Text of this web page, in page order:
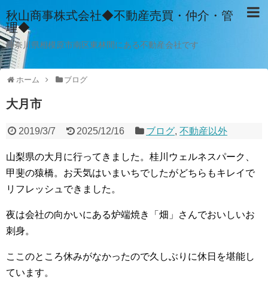
秋山商事株式会社◆不動産売買・仲介・管
理◆
神奈川県相模原市南区東林間にある不動産会社です
ホーム ブログ
大月市
2019/3/7 2025/12/16 ブログ,不動産以外
山梨県の大月に行ってきました。桂川ウェルネスパーク、
甲斐の猿橋。お天気はいまいちでしたがどちらもキレイで
リフレッシュできました。
夜は会社の向かいにある炉端焼き「畑」さんでおいしいお
刺身。
ここのところ休みがなかったので久しぶりに休日を堪能し
ています。